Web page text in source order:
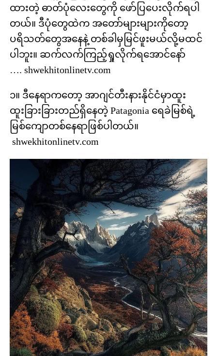
ထားတဲ့ ဓာတ်ပုံလေးတွေကို ဖော်ပြပေးလိုက်ရပါ
တယ်။ ဒီပုံတွေထဲက အတော်များများကိုတော့
ပရိသတ်တွေအနေနဲ့ တစ်ခါမှမြင်ဖူးမယ်လို့မထင်
ပါဘူး။ ဆက်လက်ကြည့်ရှုလိုက်ရအောင်နော်
…. shwekhitonlinetv.com
၁။ ဒီနေရာကတော့ အာဂျင်တီးနားနိုင်ငံမှာထူး
ထူးခြားခြားတည်ရှိနေတဲ့ Patagonia ရေခဲမြစ်ရဲ့
မြစ်ကျောတစ်နေရာဖြစ်ပါတယ်။
shwekhitonlinetv.com